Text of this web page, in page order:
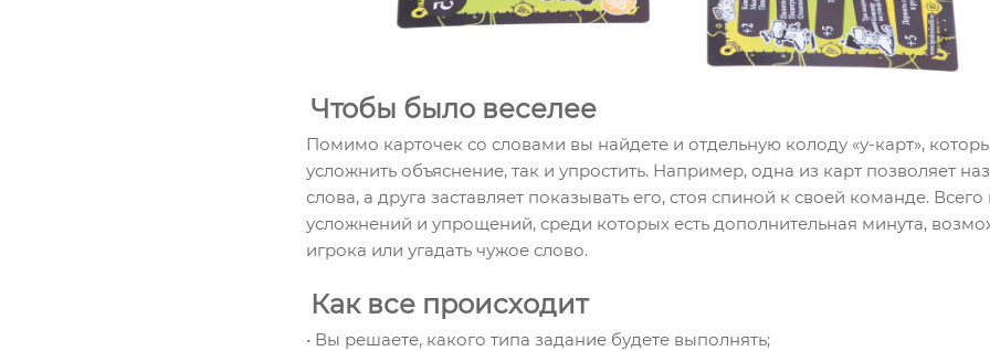
Чтобы было веселее
Помимо карточек со словами вы найдете и отдельную колоду «у-карт»,
усложнить объяснение, так и упростить. Например, одна из карт позволяет
слова, а друга заставляет показывать его, стоя спиной к своей команде.
усложнений и упрощений, среди которых есть дополнительная минута,
игрока или угадать чужое слово.
Как все происходит
• Вы решаете, какого типа задание будете выполнять;